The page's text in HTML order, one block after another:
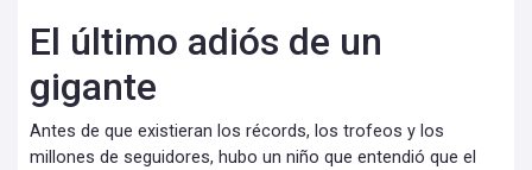
El último adiós de un
gigante
Antes de que existieran los récords, los trofeos y los
millones de seguidores, hubo un niño que entendió que el